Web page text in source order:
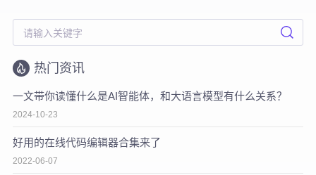
热门资讯
一文带你读懂什么是AI智能体，和大语言模型有什么关系？
2024-10-23
好用的在线代码编辑器合集来了
2022-06-07